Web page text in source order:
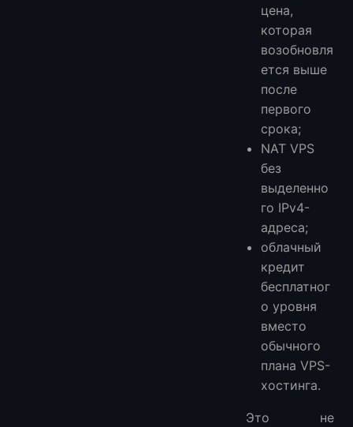
цена,
которая
возобновля
ется выше
после
первого
срока;
NAT VPS
без
выделенно
го IPv4-
адреса;
облачный
кредит
бесплатног
о уровня
вместо
обычного
плана VPS-
хостинга.
Это не